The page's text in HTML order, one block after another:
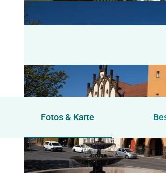
Fotos & Karte